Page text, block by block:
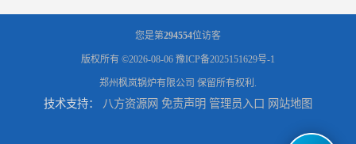
您是第294554位访客
版权所有 ©2026-08-06 豫ICP备2025151629号-1
郑州枫岚锅炉有限公司 保留所有权利.
技术支持： 八方资源网 免责声明 管理员入口 网站地图